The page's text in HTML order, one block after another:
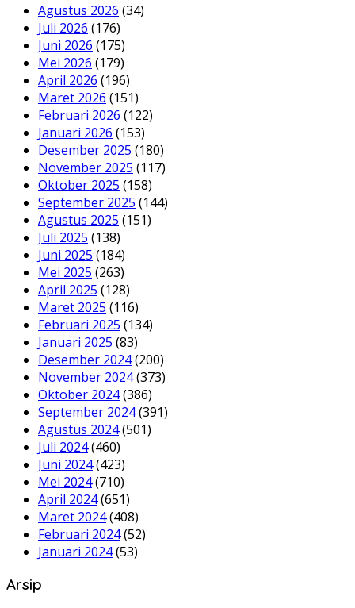
Agustus 2026 (34)
Juli 2026 (176)
Juni 2026 (175)
Mei 2026 (179)
April 2026 (196)
Maret 2026 (151)
Februari 2026 (122)
Januari 2026 (153)
Desember 2025 (180)
November 2025 (117)
Oktober 2025 (158)
September 2025 (144)
Agustus 2025 (151)
Juli 2025 (138)
Juni 2025 (184)
Mei 2025 (263)
April 2025 (128)
Maret 2025 (116)
Februari 2025 (134)
Januari 2025 (83)
Desember 2024(200)
November 2024(373)
Oktober 2024(386)
September 2024(391)
Agustus 2024(501)
Juli 2024(460)
Juni 2024(423)
Mei 2024(710)
April 2024(651)
Maret 2024(408)
Februari 2024(52)
Januari 2024(53)
Arsip